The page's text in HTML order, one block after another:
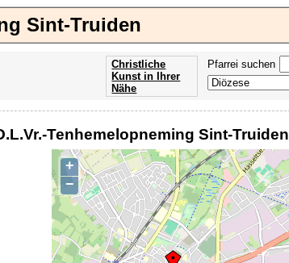
Sint-Truiden
Pfarrei suchen
Christliche
Kunst in Ihrer
Nähe
Tenhemelopneming Sint-Truiden
+
−